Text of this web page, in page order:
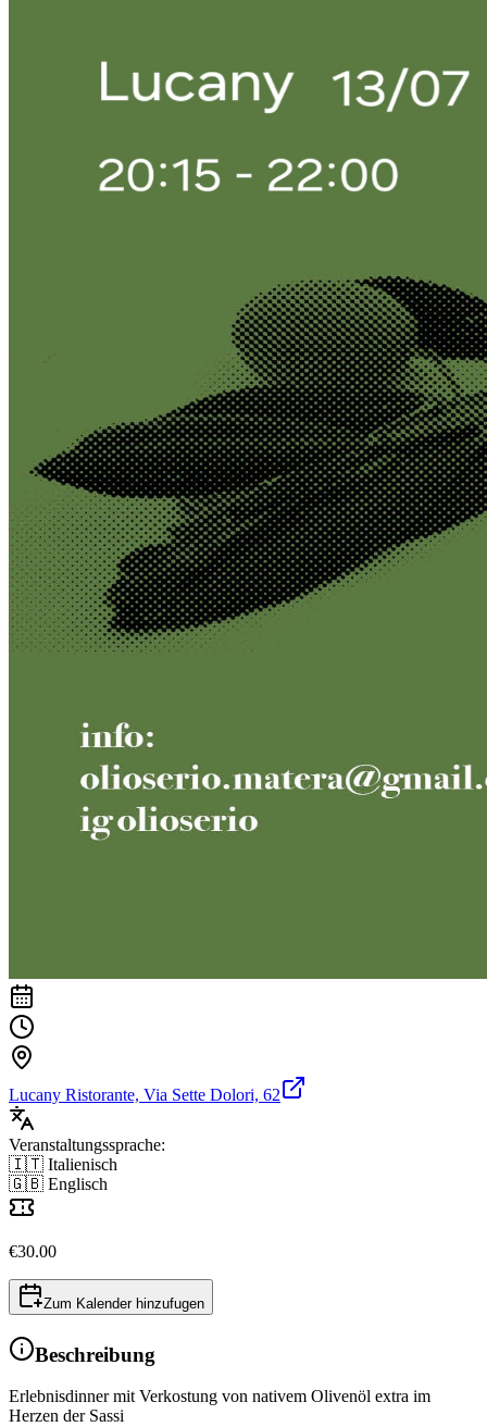
Lucany Ristorante, Via Sette Dolori, 62
Veranstaltungssprache:
🇮🇹 Italienisch
🇬🇧 Englisch
€30.00
Zum Kalender hinzufugen
Beschreibung
Erlebnisdinner mit Verkostung von nativem Olivenöl extra im
Herzen der Sassi